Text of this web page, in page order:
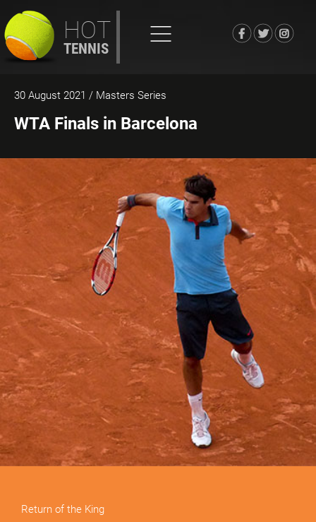
HOT
TENNIS
30 August 2021 / Masters Series
WTA Finals in Barcelona
Return of the King